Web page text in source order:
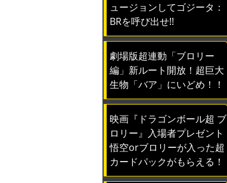
ュージョンしてゴジータ：
BRを呼び出せ!!
劇場版超連動「ブロリー
編」新ルート開放！超巨大
生物「バア」にいどめ！！
映画『ドラゴンボール超 ブ
ロリー』入場者プレゼント
悟空orブロリーが入った超
カードパックがもらえる！